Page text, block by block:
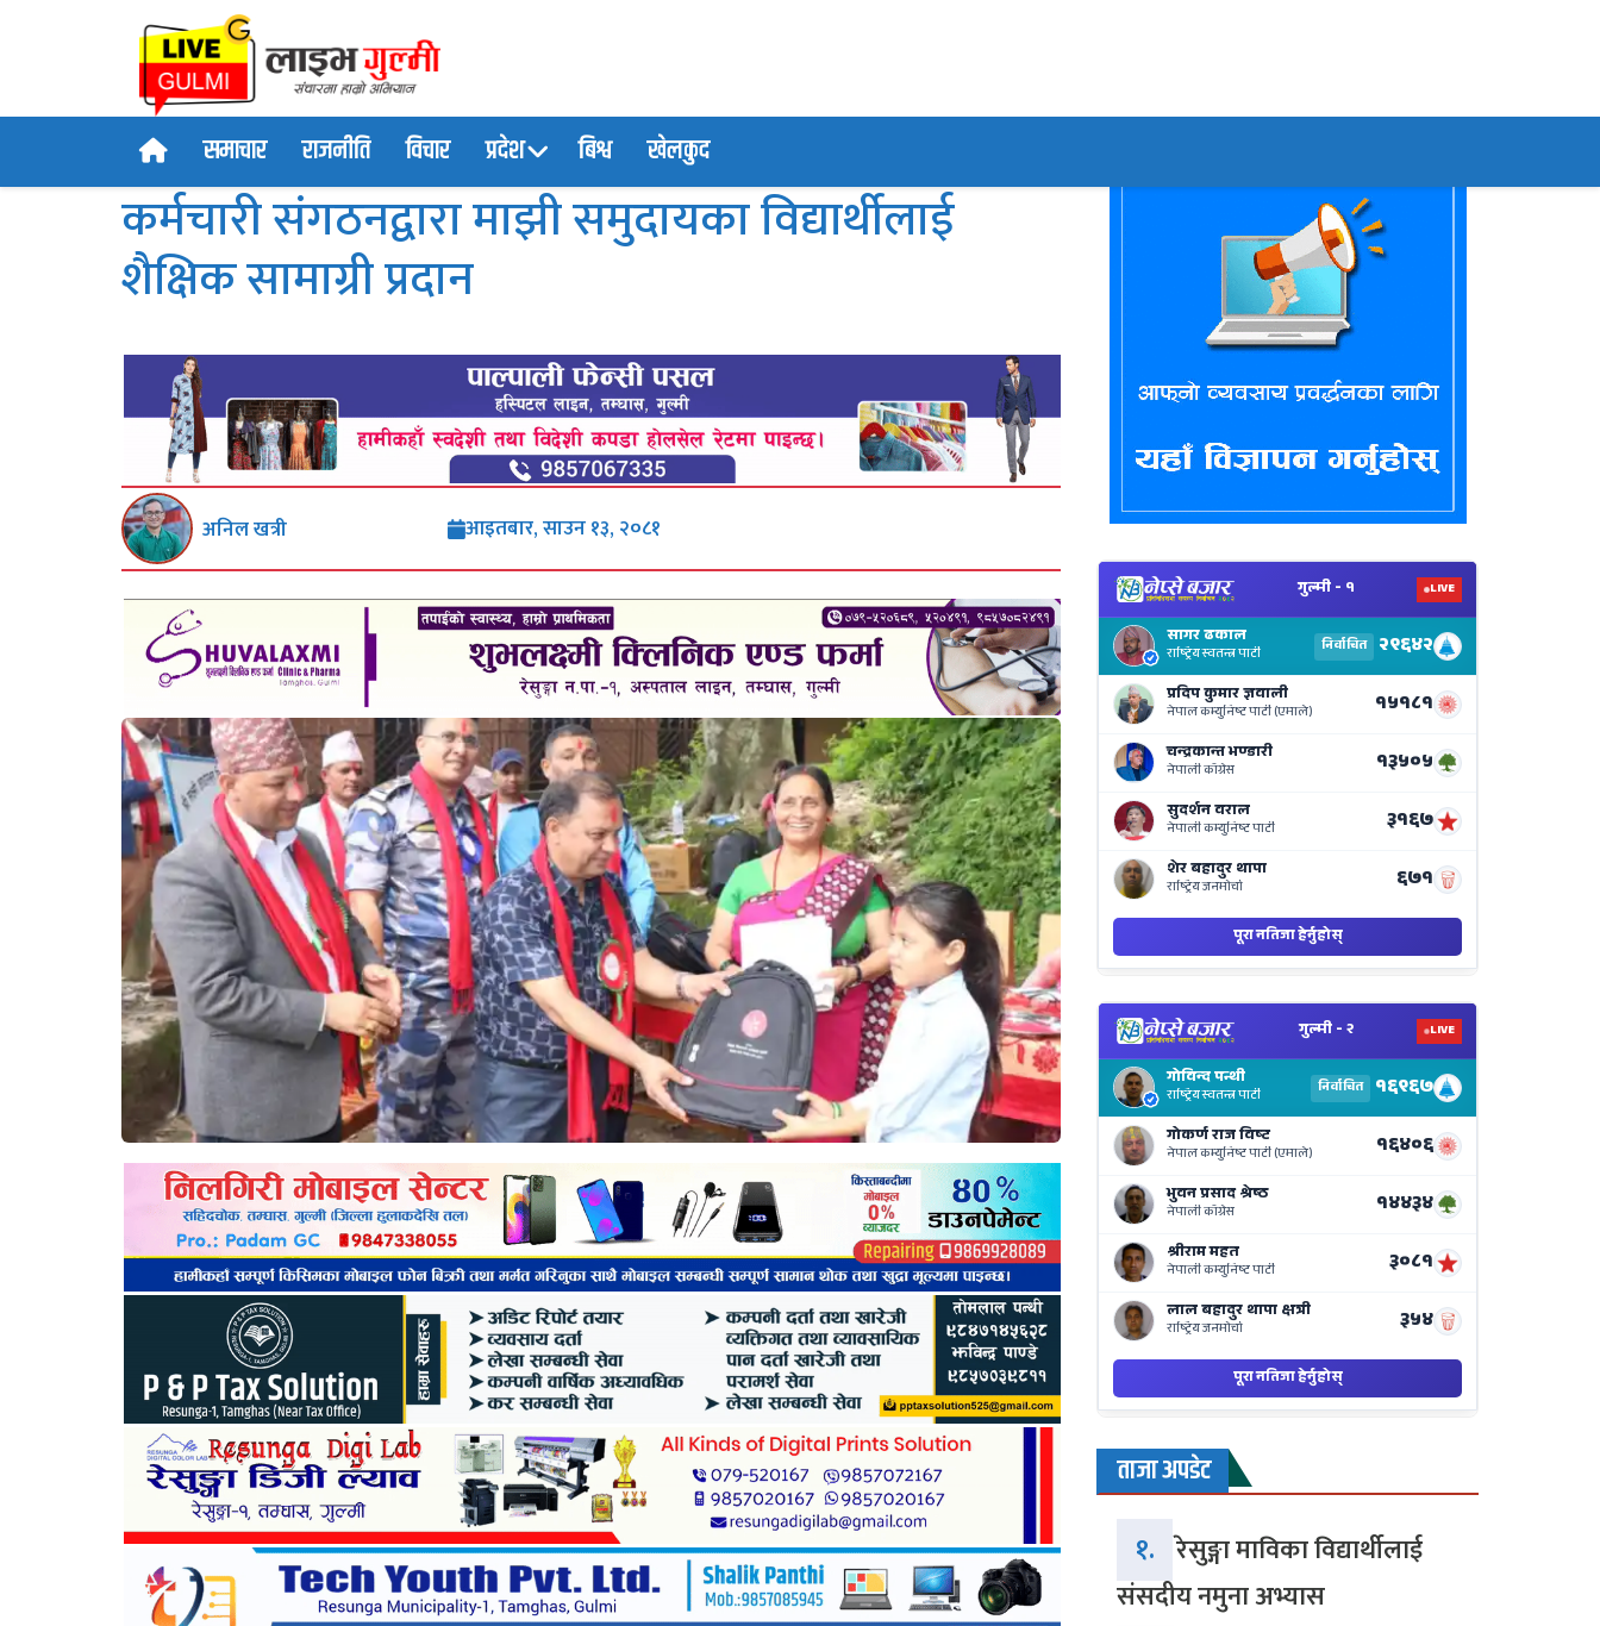
समाचार राजनीति विचार प्रदेश बिश्व खेलकुद
कर्मचारी संगठनद्वारा माझी समुदायका विद्यार्थीलाई
शैक्षिक सामाग्री प्रदान
अनिल खत्री आइतबार, साउन १३, २०८१
ताजा अपडेट
१. रेसुङ्गा माविका विद्यार्थीलाई
संसदीय नमुना अभ्यास